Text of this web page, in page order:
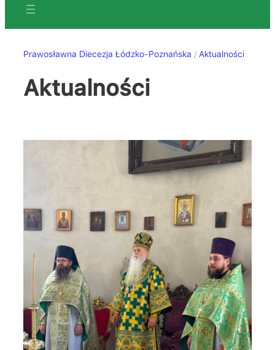
Prawosławna Diecezja Łódzko-Poznańska / Aktualności
Aktualności